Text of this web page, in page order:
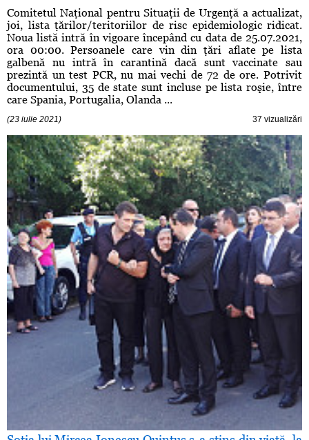
Comitetul Naţional pentru Situaţii de Urgenţă a actualizat,
joi, lista ţărilor/teritoriilor de risc epidemiologic ridicat.
Noua listă intră în vigoare începând cu data de 25.07.2021,
ora 00:00. Persoanele care vin din ţări aflate pe lista
galbenă nu intră în carantină dacă sunt vaccinate sau
prezintă un test PCR, nu mai vechi de 72 de ore. Potrivit
documentului, 35 de state sunt incluse pe lista roşie, între
care Spania, Portugalia, Olanda ...
(23 iulie 2021) 37 vizualizări